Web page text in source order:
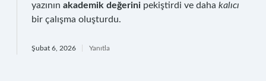
yazının akademik değerini pekiştirdi ve daha kalıcı
bir çalışma oluşturdu.
Şubat 6, 2026 Yanıtla